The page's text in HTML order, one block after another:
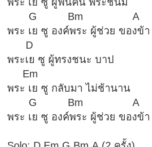
G Bm A
พระ เย ซู องค์พระ ผู้ช่วย ของข้า
D
พระเย ซู ผู้ทรงชนะ บาป
Em
พระ เย ซู กลับมา ไม่ช้านาน
G Bm A
พระ เย ซู องค์พระ ผู้ช่วย ของข้า